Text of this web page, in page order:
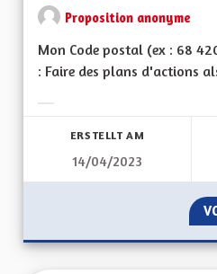
Proposition anonyme
Mon Code postal (ex : 68
: Faire des plans d'actions
ERSTELLT AM
14/04/2023